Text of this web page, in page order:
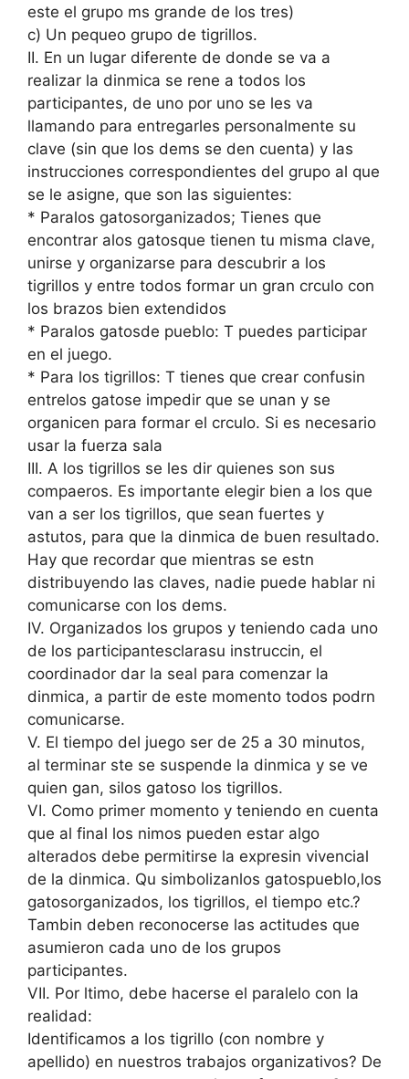
este el grupo ms grande de los tres)
c) Un pequeo grupo de tigrillos.
II. En un lugar diferente de donde se va a
realizar la dinmica se rene a todos los
participantes, de uno por uno se les va
llamando para entregarles personalmente su
clave (sin que los dems se den cuenta) y las
instrucciones correspondientes del grupo al que
se le asigne, que son las siguientes:
* Paralos gatosorganizados; Tienes que
encontrar alos gatosque tienen tu misma clave,
unirse y organizarse para descubrir a los
tigrillos y entre todos formar un gran crculo con
los brazos bien extendidos
* Paralos gatosde pueblo: T puedes participar
en el juego.
* Para los tigrillos: T tienes que crear confusin
entrelos gatose impedir que se unan y se
organicen para formar el crculo. Si es necesario
usar la fuerza sala
III. A los tigrillos se les dir quienes son sus
compaeros. Es importante elegir bien a los que
van a ser los tigrillos, que sean fuertes y
astutos, para que la dinmica de buen resultado.
Hay que recordar que mientras se estn
distribuyendo las claves, nadie puede hablar ni
comunicarse con los dems.
IV. Organizados los grupos y teniendo cada uno
de los participantesclarasu instruccin, el
coordinador dar la seal para comenzar la
dinmica, a partir de este momento todos podrn
comunicarse.
V. El tiempo del juego ser de 25 a 30 minutos,
al terminar ste se suspende la dinmica y se ve
quien gan, silos gatoso los tigrillos.
VI. Como primer momento y teniendo en cuenta
que al final los nimos pueden estar algo
alterados debe permitirse la expresin vivencial
de la dinmica. Qu simbolizanlos gatospueblo,los
gatosorganizados, los tigrillos, el tiempo etc.?
Tambin deben reconocerse las actitudes que
asumieron cada uno de los grupos
participantes.
VII. Por ltimo, debe hacerse el paralelo con la
realidad:
Identificamos a los tigrillo (con nombre y
apellido) en nuestros trabajos organizativos? De